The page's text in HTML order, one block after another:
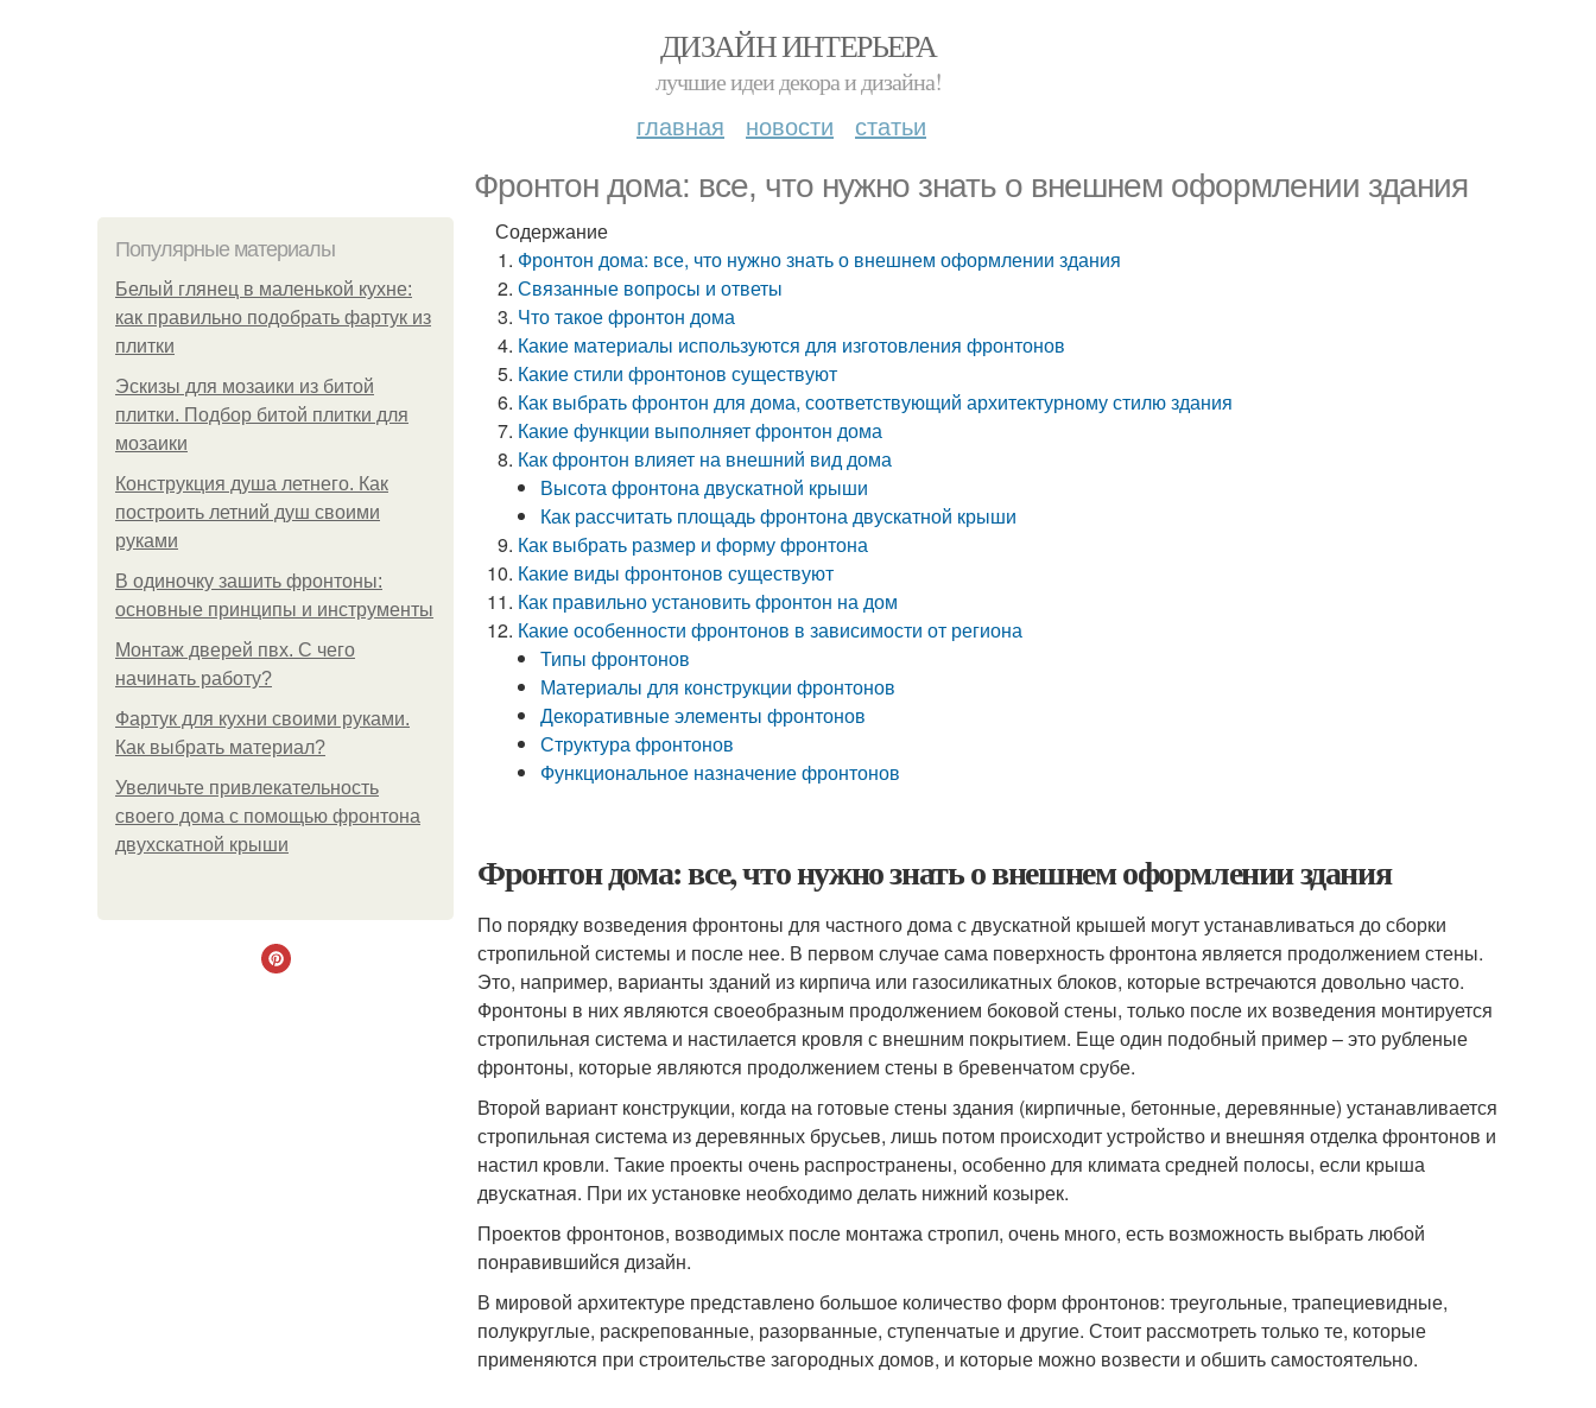
ДИЗАЙН ИНТЕРЬЕРА
лучшие идеи декора и дизайна!
главная новости статьи
Фронтон дома: все, что нужно знать о внешнем оформлении здания
Популярные материалы
Белый глянец в маленькой кухне:
как правильно подобрать фартук из
плитки
Эскизы для мозаики из битой
плитки. Подбор битой плитки для
мозаики
Конструкция душа летнего. Как
построить летний душ своими
руками
В одиночку зашить фронтоны:
основные принципы и инструменты
Монтаж дверей пвх. С чего
начинать работу?
Фартук для кухни своими руками.
Как выбрать материал?
Увеличьте привлекательность
своего дома с помощью фронтона
двухскатной крыши
Содержание
Фронтон дома: все, что нужно знать о внешнем оформлении здания
Связанные вопросы и ответы
Что такое фронтон дома
Какие материалы используются для изготовления фронтонов
Какие стили фронтонов существуют
Как выбрать фронтон для дома, соответствующий архитектурному стилю здания
Какие функции выполняет фронтон дома
Как фронтон влияет на внешний вид дома
Высота фронтона двускатной крыши
Как рассчитать площадь фронтона двускатной крыши
Как выбрать размер и форму фронтона
Какие виды фронтонов существуют
Как правильно установить фронтон на дом
Какие особенности фронтонов в зависимости от региона
Типы фронтонов
Материалы для конструкции фронтонов
Декоративные элементы фронтонов
Структура фронтонов
Функциональное назначение фронтонов
Фронтон дома: все, что нужно знать о внешнем оформлении здания
По порядку возведения фронтоны для частного дома с двускатной крышей могут устанавливаться до сборки
стропильной системы и после нее. В первом случае сама поверхность фронтона является продолжением стены.
Это, например, варианты зданий из кирпича или газосиликатных блоков, которые встречаются довольно часто.
Фронтоны в них являются своеобразным продолжением боковой стены, только после их возведения монтируется
стропильная система и настилается кровля с внешним покрытием. Еще один подобный пример – это рубленые
фронтоны, которые являются продолжением стены в бревенчатом срубе.
Второй вариант конструкции, когда на готовые стены здания (кирпичные, бетонные, деревянные) устанавливается
стропильная система из деревянных брусьев, лишь потом происходит устройство и внешняя отделка фронтонов и
настил кровли. Такие проекты очень распространены, особенно для климата средней полосы, если крыша
двускатная. При их установке необходимо делать нижний козырек.
Проектов фронтонов, возводимых после монтажа стропил, очень много, есть возможность выбрать любой
понравившийся дизайн.
В мировой архитектуре представлено большое количество форм фронтонов: треугольные, трапециевидные,
полукруглые, раскрепованные, разорванные, ступенчатые и другие. Стоит рассмотреть только те, которые
применяются при строительстве загородных домов, и которые можно возвести и обшить самостоятельно.